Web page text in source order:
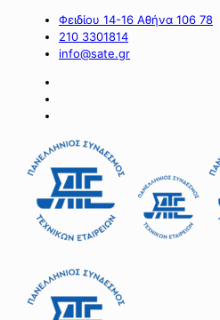
Φειδίου 14-16 Αθήνα 106 78
210 3301814
info@sate.gr